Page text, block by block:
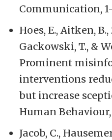
Communication, 1-
Hoes, E., Aitken, B.,
Gackowski, T., &
Prominent
interventions
but increase
Human Behaviour,
Jacob, C.,